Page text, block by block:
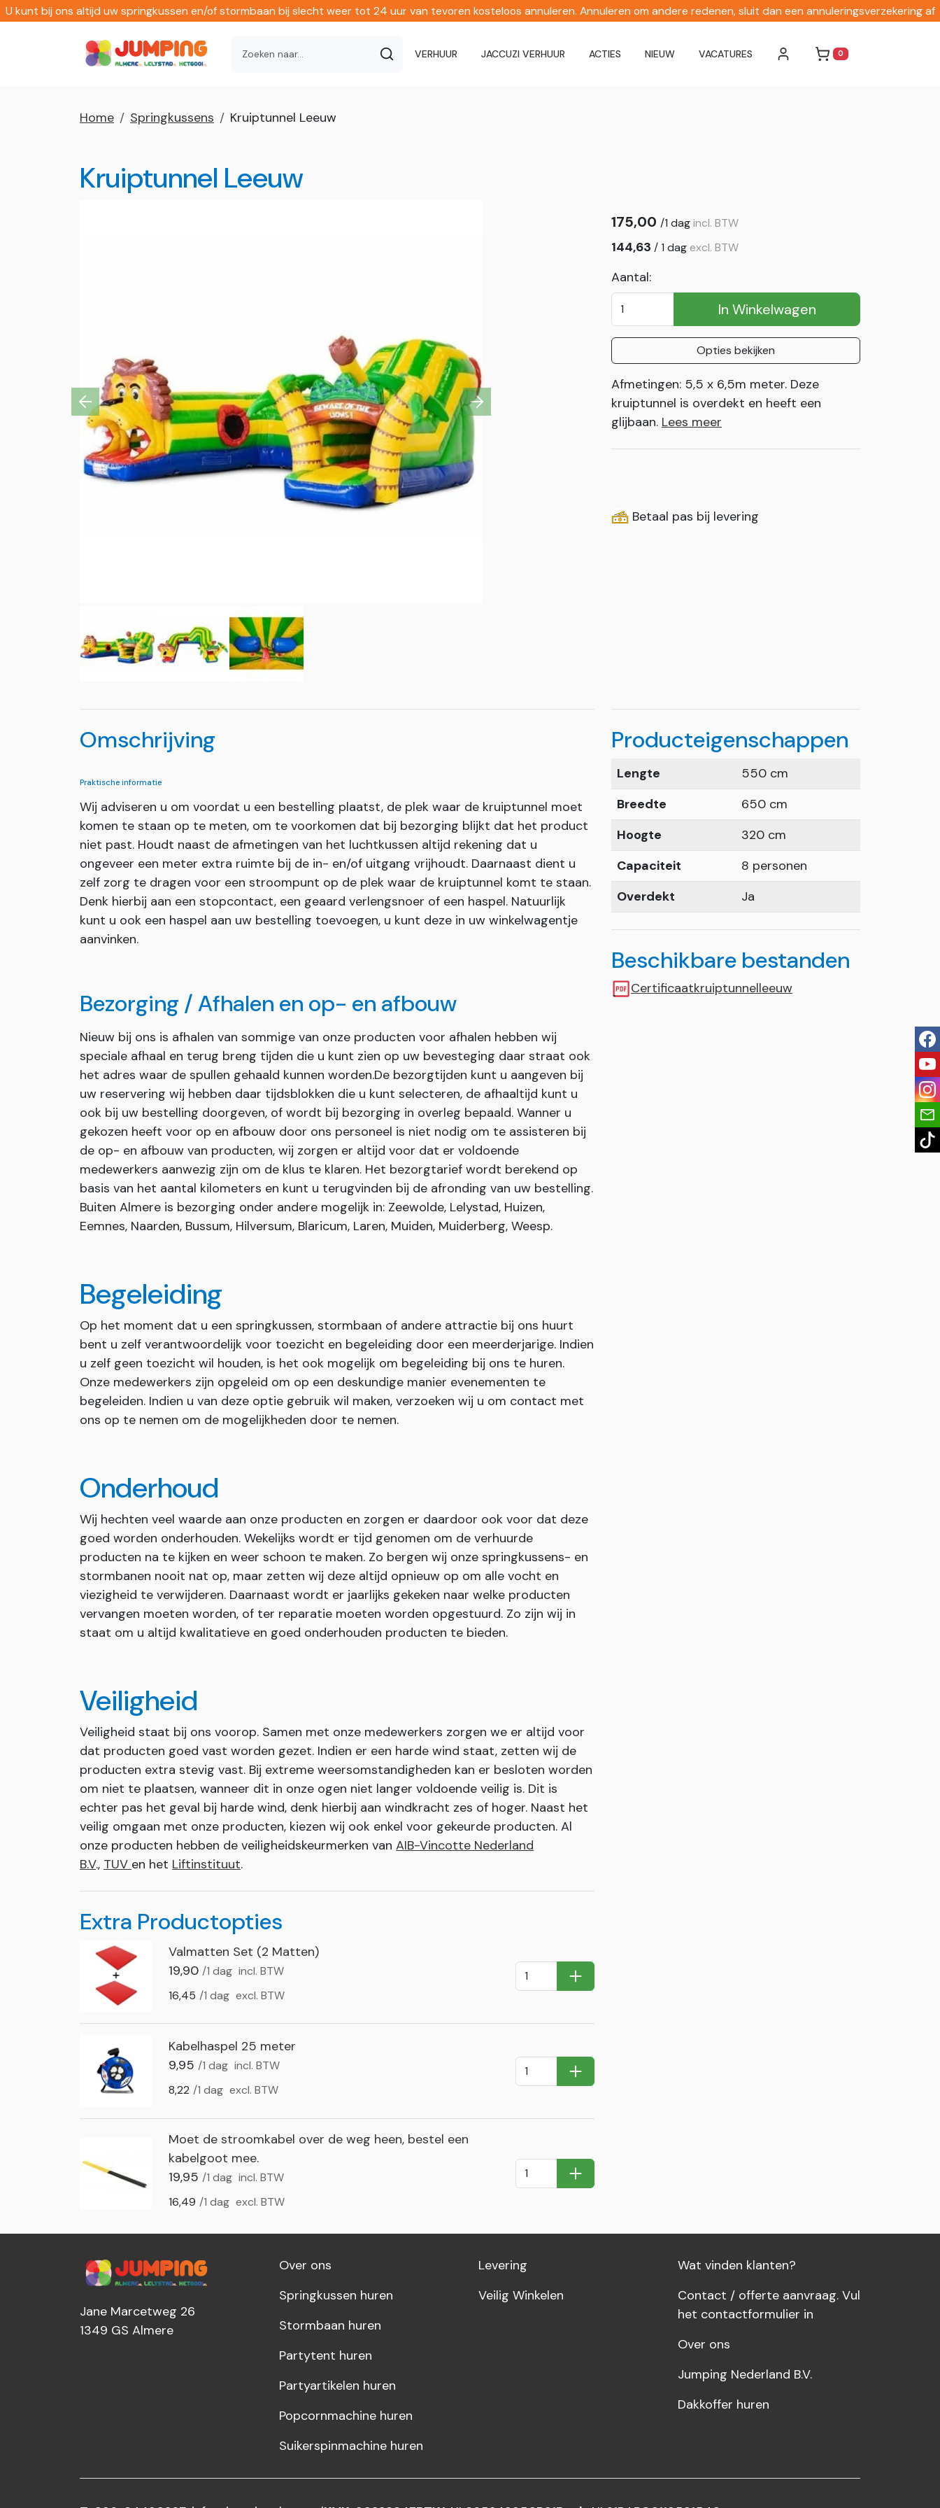
U kunt bij ons altijd uw springkussen en/of stormbaan bij slecht weer tot 24 uur van tevoren kosteloos annuleren. Annuleren om andere redenen, sluit dan een annuleringsverzekering af
VERHUUR JACCUZI VERHUUR ACTIES NIEUW VACATURES WINKELWAGEN
0
Home Springkussens Kruiptunnel Leeuw
Kruiptunnel Leeuw
Previous Next
175,00 /1 dagincl. BTW
144,63 /1 dag excl. BTW
Aantal:
In Winkelwagen
Opties bekijken
Afmetingen: 5,5 x 6,5m meter. Deze
kruiptunnel is overdekt en heeft een
glijbaan. Lees meer
Betaal pas bij levering
Omschrijving
Praktische informatie
Wij adviseren u om voordat u een bestelling plaatst, de plek waar de kruiptunnel moet
komen te staan op te meten, om te voorkomen dat bij bezorging blijkt dat het product
niet past. Houdt naast de afmetingen van het luchtkussen altijd rekening dat u
ongeveer een meter extra ruimte bij de in- en/of uitgang vrijhoudt. Daarnaast dient u
zelf zorg te dragen voor een stroompunt op de plek waar de kruiptunnel komt te staan.
Denk hierbij aan een stopcontact, een geaard verlengsnoer of een haspel. Natuurlijk
kunt u ook een haspel aan uw bestelling toevoegen, u kunt deze in uw winkelwagentje
aanvinken.
Bezorging / Afhalen en op- en afbouw
Nieuw bij ons is afhalen van sommige van onze producten voor afhalen hebben wij
speciale afhaal en terug breng tijden die u kunt zien op uw bevesteging daar straat ook
het adres waar de spullen gehaald kunnen worden.De bezorgtijden kunt u aangeven bij
uw reservering wij hebben daar tijdsblokken die u kunt selecteren, de afhaaltijd kunt u
ook bij uw bestelling doorgeven, of wordt bij bezorging in overleg bepaald. Wanner u
gekozen heeft voor op en afbouw door ons personeel is niet nodig om te assisteren bij
de op- en afbouw van producten, wij zorgen er altijd voor dat er voldoende
medewerkers aanwezig zijn om de klus te klaren. Het bezorgtarief wordt berekend op
basis van het aantal kilometers en kunt u terugvinden bij de afronding van uw bestelling.
Buiten Almere is bezorging onder andere mogelijk in: Zeewolde, Lelystad, Huizen,
Eemnes, Naarden, Bussum, Hilversum, Blaricum, Laren, Muiden, Muiderberg, Weesp.
Begeleiding
Op het moment dat u een springkussen, stormbaan of andere attractie bij ons huurt
bent u zelf verantwoordelijk voor toezicht en begeleiding door een meerderjarige. Indien
u zelf geen toezicht wil houden, is het ook mogelijk om begeleiding bij ons te huren.
Onze medewerkers zijn opgeleid om op een deskundige manier evenementen te
begeleiden. Indien u van deze optie gebruik wil maken, verzoeken wij u om contact met
ons op te nemen om de mogelijkheden door te nemen.
Onderhoud
Wij hechten veel waarde aan onze producten en zorgen er daardoor ook voor dat deze
goed worden onderhouden. Wekelijks wordt er tijd genomen om de verhuurde
producten na te kijken en weer schoon te maken. Zo bergen wij onze springkussens- en
stormbanen nooit nat op, maar zetten wij deze altijd opnieuw op om alle vocht en
viezigheid te verwijderen. Daarnaast wordt er jaarlijks gekeken naar welke producten
vervangen moeten worden, of ter reparatie moeten worden opgestuurd. Zo zijn wij in
staat om u altijd kwalitatieve en goed onderhouden producten te bieden.
Veiligheid
Veiligheid staat bij ons voorop. Samen met onze medewerkers zorgen we er altijd voor
dat producten goed vast worden gezet. Indien er een harde wind staat, zetten wij de
producten extra stevig vast. Bij extreme weersomstandigheden kan er besloten worden
om niet te plaatsen, wanneer dit in onze ogen niet langer voldoende veilig is. Dit is
echter pas het geval bij harde wind, denk hierbij aan windkracht zes of hoger. Naast het
veilig omgaan met onze producten, kiezen wij ook enkel voor gekeurde producten. Al
onze producten hebben de veiligheidskeurmerken van AIB-Vincotte Nederland
B.V., TUV en het Liftinstituut.
Extra Productopties
Valmatten Set (2 Matten)
19,90 /1 dag incl. BTW
16,45 /1 dag excl. BTW
In Winkelwagen
Kabelhaspel 25 meter
9,95 /1 dag incl. BTW
8,22 /1 dag excl. BTW
In Winkelwagen
Moet de stroomkabel over de weg heen, bestel een
kabelgoot mee.
19,95 /1 dag incl. BTW
16,49 /1 dag excl. BTW
In Winkelwagen
Producteigenschappen
Lengte
550 cm
Breedte
650 cm
Hoogte
320 cm
Capaciteit
8 personen
Overdekt
Ja
Beschikbare bestanden
Certificaatkruiptunnelleeuw
Jane Marcetweg 26
1349 GS Almere
Over ons
Springkussen huren
Stormbaan huren
Partytent huren
Partyartikelen huren
Popcornmachine huren
Suikerspinmachine huren
Levering
Veilig Winkelen
Wat vinden klanten?
Contact / offerte aanvraag. Vul
het contactformulier in
Over ons
Jumping Nederland B.V.
Dakkoffer huren